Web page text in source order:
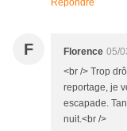
Répondre
F Florence 05/
<br /> Trop
reportage, je
escapade.
nuit.<br />